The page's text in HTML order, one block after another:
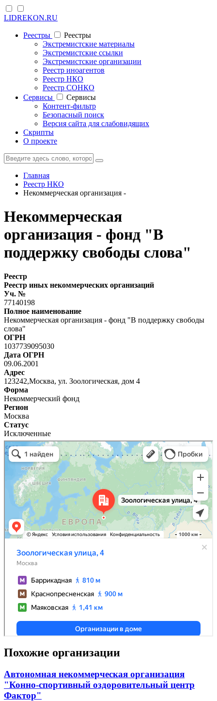
LIDREKON.RU
Реестры
Реестры
Экстремистские материалы
Экстремистские ссылки
Экстремистские организации
Реестр иноагентов
Реестр НКО
Реестр СОНКО
Cервисы
Cервисы
Контент-фильтр
Безопасный поиск
Версия сайта для слабовидящих
Скрипты
О проекте
Главная
Реестр НКО
Некоммерческая организация -
Некоммерческая
организация - фонд "В
поддержку свободы слова"
Реестр
Реестр иных некоммерческих организаций
Уч. №
77140198
Полное наименование
Некоммерческая организация - фонд "В поддержку свободы
слова"
ОГРН
1037739095030
Дата ОГРН
09.06.2001
Адрес
123242,Москва, ул. Зоологическая, дом 4
Форма
Некоммерческий фонд
Регион
Москва
Статус
Исключенные
Похожие организации
Автономная некоммерческая организация
"Конно-спортивный оздоровительный центр
Фактор"